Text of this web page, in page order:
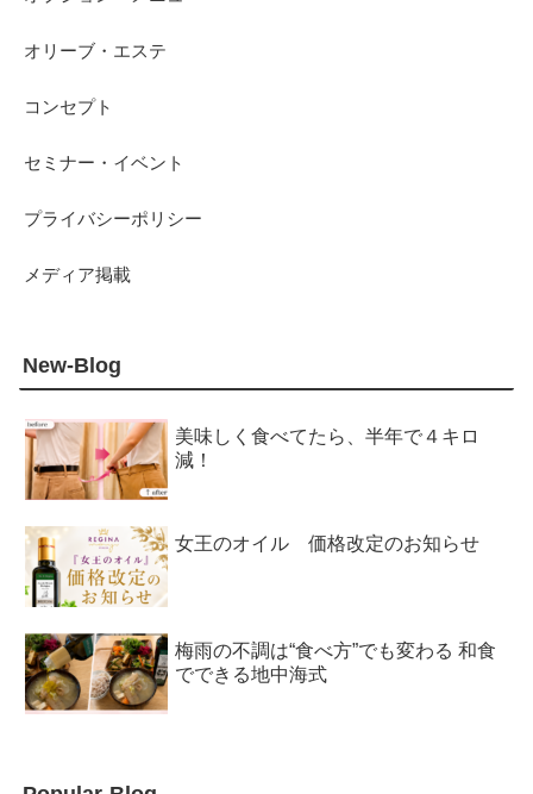
オリーブ・エステ
コンセプト
セミナー・イベント
プライバシーポリシー
メディア掲載
New-Blog
美味しく食べてたら、半年で４キロ
減！
女王のオイル 価格改定のお知らせ
梅雨の不調は“食べ方”でも変わる 和食
でできる地中海式